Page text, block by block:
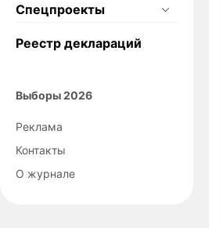
Спецпроекты
Реестр деклараций
Выборы 2026
Реклама
Контакты
О журнале